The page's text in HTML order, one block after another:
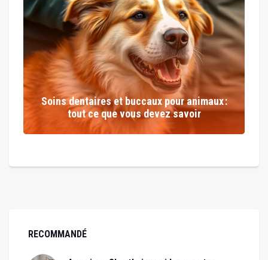
Soins dentaires et buccaux pour animaux :
tout ce que vous devez savoir
RECOMMANDÉ